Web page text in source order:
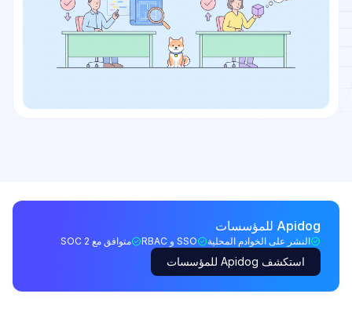
Apidog للمؤسسات
النشر على الخوادم المحلية SSO و RBAC متوافق مع SOC 2
استكشف Apidog للمؤسسات